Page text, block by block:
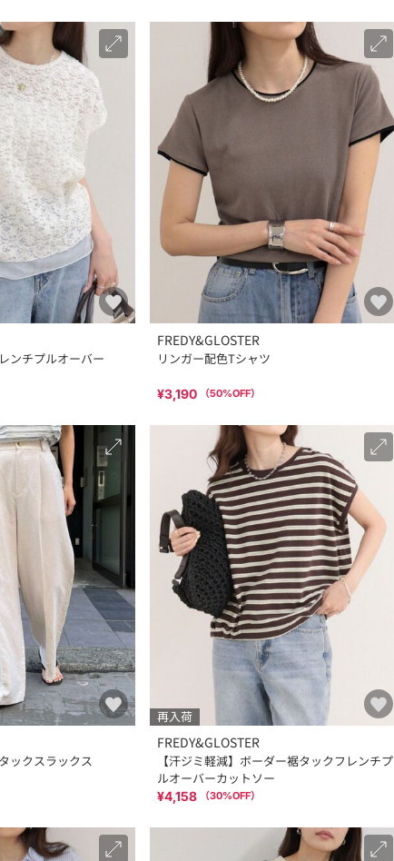
ンチプルオーバー
FREDY&GLOSTER
リンガー配色Tシャツ
¥3,190 （50%OFF）
ックスラックス
再入荷
FREDY&GLOSTER
【汗ジミ軽減】ボーダー裾タックフレンチプ
ルオーバーカットソー
¥4,158 （30%OFF）